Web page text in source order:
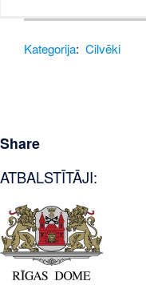
Kategorija: Cilvēki
Share
ATBALSTĪTĀJI: